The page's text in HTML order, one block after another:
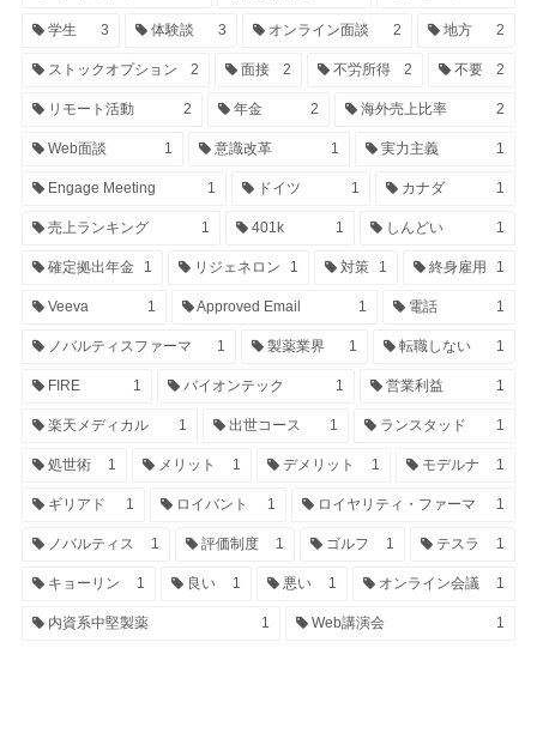
学生 3 体験談 3 オンライン面談 2 地方 2
ストックオプション 2 面接 2 不労所得 2 不要 2
リモート活動 2 年金 2 海外売上比率 2
Web面談 1 意識改革 1 実力主義 1
Engage Meeting 1 ドイツ 1 カナダ 1
売上ランキング 1 401k 1 しんどい 1
確定拠出年金 1 リジェネロン 1 対策 1 終身雇用 1
Veeva 1 Approved Email 1 電話 1
ノバルティスファーマ 1 製薬業界 1 転職しない 1
FIRE 1 バイオンテック 1 営業利益 1
楽天メディカル 1 出世コース 1 ランスタッド 1
処世術 1 メリット 1 デメリット 1 モデルナ 1
ギリアド 1 ロイバント 1 ロイヤリティ・ファーマ 1
ノバルティス 1 評価制度 1 ゴルフ 1 テスラ 1
キョーリン 1 良い 1 悪い 1 オンライン会議 1
内資系中堅製薬 1 Web講演会 1